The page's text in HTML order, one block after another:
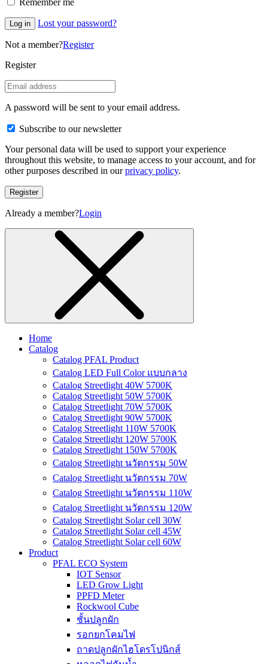
Log in Lost your password?
Not a member?Register
Register
A password will be sent to your email address.
Subscribe to our newsletter
Your personal data will be used to support your experience
throughout this website, to manage access to your account, and for
other purposes described in ourprivacy policy.
Register
Already a member?Login
Home
Catalog
Catalog PFAL Product
Catalog LED Full Color แบบกลาง
Catalog Streetlight 40W 5700K
Catalog Streetlight 50W 5700K
Catalog Streetlight 70W 5700K
Catalog Streetlight 90W 5700K
Catalog Streetlight 110W 5700K
Catalog Streetlight 120W 5700K
Catalog Streetlight 150W 5700K
Catalog Streetlight นวัตกรรม 50W
Catalog Streetlight นวัตกรรม 70W
Catalog Streetlight นวัตกรรม 110W
Catalog Streetlight นวัตกรรม 120W
Catalog Streetlight Solar cell 30W
Catalog Streetlight Solar cell 45W
Catalog Streetlight Solar cell 60W
Product
PFAL ECO System
IOT Sensor
LED Grow Light
PPFD Meter
Rockwool Cube
ชั้นปลูกผัก
รอกยกโคมไฟ
ถาดปลูกผักไฮโดรโปนิกส์